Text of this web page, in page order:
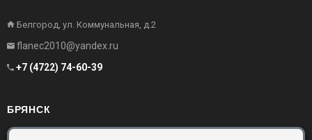
Белгород, ул. Коммунальная, д.2
flanec2010@yandex.ru
+7 (4722) 74-60-39
БРЯНСК